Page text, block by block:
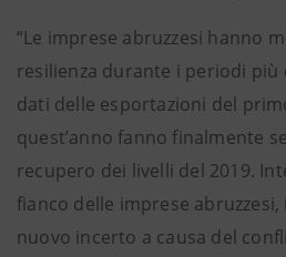
“Le imprese abruzzesi hanno
resilienza durante i periodi più
dati delle esportazioni del
quest’anno fanno finalmente
recupero dei livelli del 2019.
fianco delle imprese
nuovo incerto a causa del